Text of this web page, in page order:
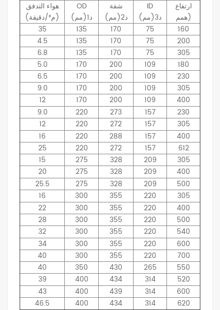
هواء التدفق
(م³/دقيقة)
OD
د1(مم)
شفة
د2(مم)
ID
د3(مم)
ارتفاع
همم)
35
135 170 75
160
4.5
135 170 75
200
6.8
135 170 75
305
5.0
170 200 109
180
6.5
170 200 109
230
9.0
170 200 109
305
12
170 200 109
400
9.0
220 273 157
230
12
220 272 157
305
16
220 288 157
400
25
220 272 157
612
15
275 328 209
305
20
275 328 209
400
25.5
275 328 209
500
16
300 355 220
305
22
300 355 220
400
28
300 355 220
500
32
300 355 220
540
34
300 355 220
600
40
300 355 220
700
40
350 430 265
550
39
400 434 314
520
43
400 439 314
600
46.5
400 434 314
620